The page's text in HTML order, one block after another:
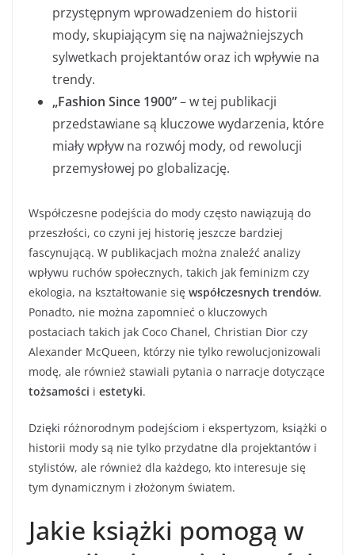
przystępnym wprowadzeniem do historii
mody, skupiającym się na najważniejszych
sylwetkach projektantów oraz ich wpływie na
trendy.
„Fashion Since 1900”– w tej publikacji
przedstawiane są kluczowe wydarzenia, które
miały wpływ na rozwój mody, od rewolucji
przemysłowej po globalizację.
Współczesne podejścia do mody często nawiązują do
przeszłości, co czyni jej historię jeszcze bardziej
fascynującą. W publikacjach można znaleźć analizy
wpływu ruchów społecznych, takich jak feminizm czy
ekologia, na kształtowanie się współczesnych trendów.
Ponadto, nie można zapomnieć o kluczowych
postaciach takich jak Coco Chanel, Christian Dior czy
Alexander McQueen, którzy nie tylko rewolucjonizowali
modę, ale również stawiali pytania o narracje dotyczące
tożsamości i estetyki.
Dzięki różnorodnym podejściom i ekspertyzom, książki o
historii mody są nie tylko przydatne dla projektantów i
stylistów, ale również dla każdego, kto interesuje się
tym dynamicznym i złożonym światem.
Jakie książki pomogą w